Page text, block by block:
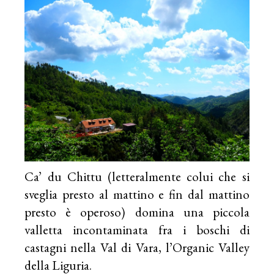
Ca’ du Chittu (letteralmente colui che si
sveglia presto al mattino e fin dal mattino
presto è operoso) domina una piccola
valletta incontaminata fra i boschi di
castagni nellaVal di Vara, l’Organic Valley
della Liguria.